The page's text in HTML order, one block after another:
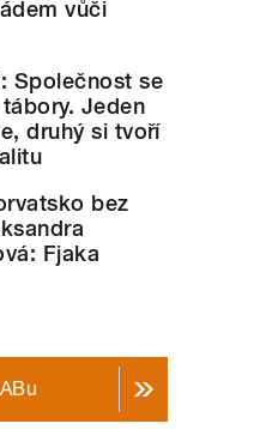
vůči
Společnost se
Jeden
druhý si tvoří
bez
Fjaka